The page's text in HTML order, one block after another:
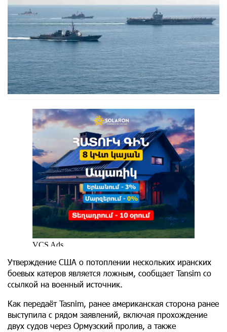
Утверждение США о потоплении нескольких иранских
боевых катеров является ложным, сообщает Tansim со
ссылкой на военный источник.
Как передаёт Tasnim, ранее американская сторона ранее
выступила с рядом заявлений, включая прохождение
двух судов через Ормузский пролив, а также